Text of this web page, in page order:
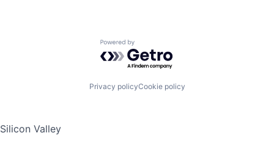
Powered by Getro.com
Privacy policyCookie policy
Silicon Valley